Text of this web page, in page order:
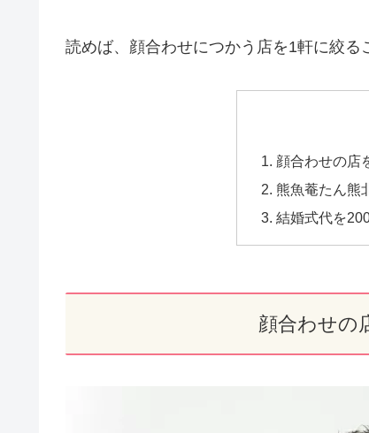
読めば、顔合わせにつかう店を1軒に絞る
顔合わせの店
熊魚菴たん熊
結婚式代を
顔合わせの